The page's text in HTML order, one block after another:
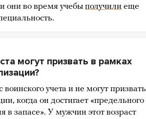
они во время учебы получили еще
могут призвать в рамках
учета и не могут призвать
когда он достигает «предельного
в запасе». У мужчин этот возраст